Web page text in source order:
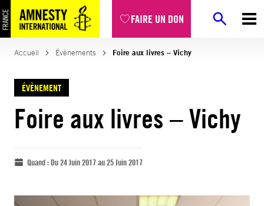
FAIRE UN DON
Accueil Évènements Foire aux livres – Vichy
ÉVÈNEMENT
Foire aux livres – Vichy
Quand :Du 24 Juin 2017 au 25 Juin 2017